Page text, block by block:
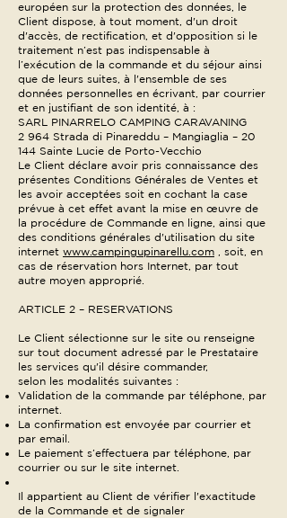
européen sur la protection des données, le
Client dispose, à tout moment, d'un droit
d'accès, de rectification, et d'opposition si le
traitement n’est pas indispensable à
l’exécution de la commande et du séjour ainsi
que de leurs suites, à l'ensemble de ses
données personnelles en écrivant, par courrier
et en justifiant de son identité, à :
SARL PINARRELO CAMPING CARAVANING
2 964 Strada di Pinareddu – Mangiaglia – 20
144 Sainte Lucie de Porto-Vecchio
Le Client déclare avoir pris connaissance des
présentes Conditions Générales de Ventes et
les avoir acceptées soit en cochant la case
prévue à cet effet avant la mise en œuvre de
la procédure de Commande en ligne, ainsi que
des conditions générales d'utilisation du site
internet www.campingupinarellu.com , soit, en
cas de réservation hors Internet, par tout
autre moyen approprié.
ARTICLE 2 – RESERVATIONS
Le Client sélectionne sur le site ou renseigne
sur tout document adressé par le Prestataire
les services qu'il désire commander,
selon les modalités suivantes :
Validation de la commande par téléphone, par
internet.
La confirmation est envoyée par courrier et
par email.
Le paiement s’effectuera par téléphone, par
courrier ou sur le site internet.
Il appartient au Client de vérifier l'exactitude
de la Commande et de signaler